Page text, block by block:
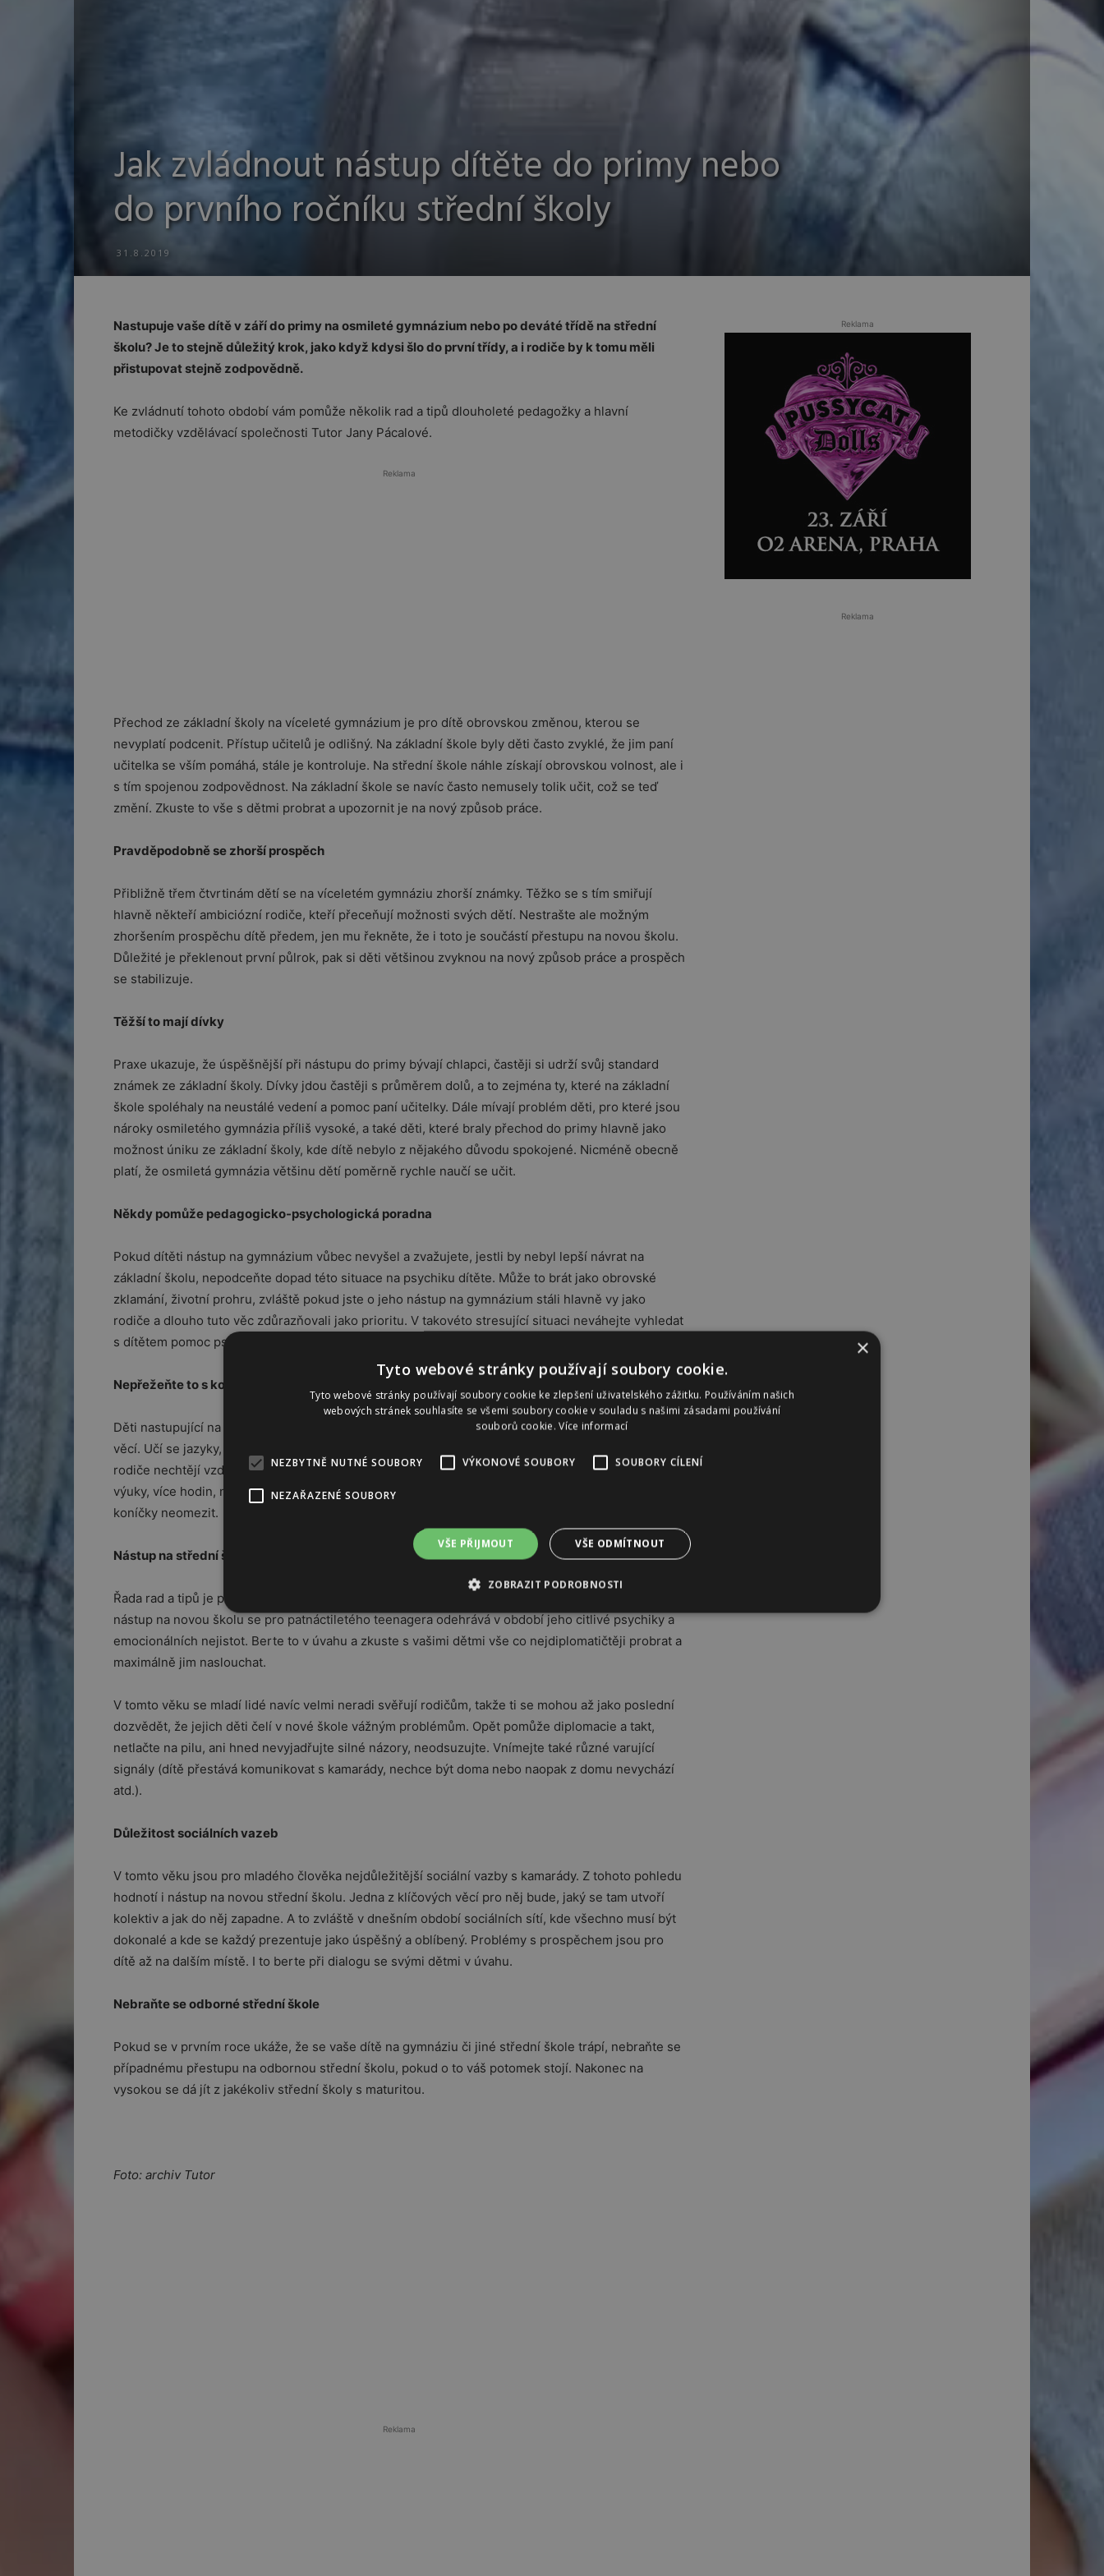
Jak zvládnout nástup dítěte do primy nebo
do prvního ročníku střední školy
31.8.2019
Nastupuje vaše dítě v září do primy na osmileté gymnázium nebo po deváté třídě na střední
školu? Je to stejně důležitý krok, jako když kdysi šlo do první třídy, a i rodiče by k tomu měli
přistupovat stejně zodpovědně.
Ke zvládnutí tohoto období vám pomůže několik rad a tipů dlouholeté pedagožky a hlavní
metodičky vzdělávací společnosti Tutor Jany Pácalové.
Reklama
Přechod ze základní školy na víceleté gymnázium je pro dítě obrovskou změnou, kterou se
nevyplatí podcenit. Přístup učitelů je odlišný. Na základní škole byly děti často zvyklé, že jim paní
učitelka se vším pomáhá, stále je kontroluje. Na střední škole náhle získají obrovskou volnost, ale i
s tím spojenou zodpovědnost. Na základní škole se navíc často nemusely tolik učit, což se teď
změní. Zkuste to vše s dětmi probrat a upozornit je na nový způsob práce.
Pravděpodobně se zhorší prospěch
Přibližně třem čtvrtinám dětí se na víceletém gymnáziu zhorší známky. Těžko se s tím smiřují
hlavně někteří ambiciózní rodiče, kteří přeceňují možnosti svých dětí. Nestrašte ale možným
zhoršením prospěchu dítě předem, jen mu řekněte, že i toto je součástí přestupu na novou školu.
Důležité je překlenout první půlrok, pak si děti většinou zvyknou na nový způsob práce a prospěch
se stabilizuje.
Těžší to mají dívky
Praxe ukazuje, že úspěšnější při nástupu do primy bývají chlapci, častěji si udrží svůj standard
známek ze základní školy. Dívky jdou častěji s průměrem dolů, a to zejména ty, které na základní
škole spoléhaly na neustálé vedení a pomoc paní učitelky. Dále mívají problém děti, pro které jsou
nároky osmiletého gymnázia příliš vysoké, a také děti, které braly přechod do primy hlavně jako
možnost úniku ze základní školy, kde dítě nebylo z nějakého důvodu spokojené. Nicméně obecně
platí, že osmiletá gymnázia většinu dětí poměrně rychle naučí se učit.
Někdy pomůže pedagogicko-psychologická poradna
Pokud dítěti nástup na gymnázium vůbec nevyšel a zvažujete, jestli by nebyl lepší návrat na
základní školu, nepodceňte dopad této situace na psychiku dítěte. Může to brát jako obrovské
zklamání, životní prohru, zvláště pokud jste o jeho nástup na gymnázium stáli hlavně vy jako
rodiče a dlouho tuto věc zdůrazňovali jako prioritu. V takovéto stresující situaci neváhejte vyhledat
s dítětem pomoc psychologa či pedagogicko-psychologické poradny.
Nepřežeňte to s koníčky
Děti nastupující na osmileté gymnázium mají často velmi širokou paletu zájmů, zajímá je spousta
věcí. Učí se jazyky, sportují, hrají na dva hudební nástroje… a těchto koníčků se oni nebo jejich
rodiče nechtějí vzdát. Jenže nástup do primy znamená sám o sobě značnou zátěž. Nový systém
výuky, více hodin, někdy dojíždění. Zvažte proto, zda alespoň na prvního půl roku nebo rok
koníčky neomezit.
Nástup na střední školu z deváté třídy
Řada rad a tipů je podobných jako u nástupu do primy. Je ovšem nutné zdůraznit, že náročný
nástup na novou školu se pro patnáctiletého teenagera odehrává v období jeho citlivé psychiky a
emocionálních nejistot. Berte to v úvahu a zkuste s vašimi dětmi vše co nejdiplomatičtěji probrat a
maximálně jim naslouchat.
V tomto věku se mladí lidé navíc velmi neradi svěřují rodičům, takže ti se mohou až jako poslední
dozvědět, že jejich děti čelí v nové škole vážným problémům. Opět pomůže diplomacie a takt,
netlačte na pilu, ani hned nevyjadřujte silné názory, neodsuzujte. Vnímejte také různé varující
signály (dítě přestává komunikovat s kamarády, nechce být doma nebo naopak z domu nevychází
atd.).
Důležitost sociálních vazeb
V tomto věku jsou pro mladého člověka nejdůležitější sociální vazby s kamarády. Z tohoto pohledu
hodnotí i nástup na novou střední školu. Jedna z klíčových věcí pro něj bude, jaký se tam utvoří
kolektiv a jak do něj zapadne. A to zvláště v dnešním období sociálních sítí, kde všechno musí být
dokonalé a kde se každý prezentuje jako úspěšný a oblíbený. Problémy s prospěchem jsou pro
dítě až na dalším místě. I to berte při dialogu se svými dětmi v úvahu.
Nebraňte se odborné střední škole
Pokud se v prvním roce ukáže, že se vaše dítě na gymnáziu či jiné střední škole trápí, nebraňte se
případnému přestupu na odbornou střední školu, pokud o to váš potomek stojí. Nakonec na
vysokou se dá jít z jakékoliv střední školy s maturitou.
Foto: archiv Tutor
Reklama
Reklama
Reklama
×
Tyto webové stránky používají soubory cookie.
Tyto webové stránky používají soubory cookie ke zlepšení uživatelského zážitku. Používáním našich
webových stránek souhlasíte se všemi soubory cookie v souladu s našimi zásadami používání
souborů cookie.Více informací
NEZBYTNĚ NUTNÉ SOUBORY VÝKONOVÉ SOUBORY SOUBORY CÍLENÍ
NEZAŘAZENÉ SOUBORY
VŠE PŘIJMOUT VŠE ODMÍTNOUT
ZOBRAZIT PODROBNOSTI